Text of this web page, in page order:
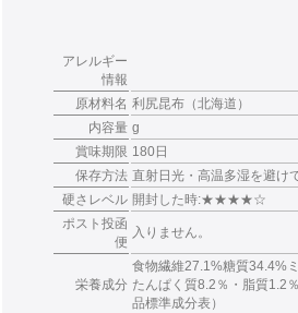
アレルギー
情報
原材料名 利尻昆布（北海道）
内容量 g
賞味期限 180日
保存方法 直射日光・高温多湿を避け
硬さレベル 開封した時:★★★★☆
ポスト投函
便
入りません。
栄養成分
食物繊維27.1%糖質34.4%
たんぱく質8.2％・脂質1.2
品標準成分表）